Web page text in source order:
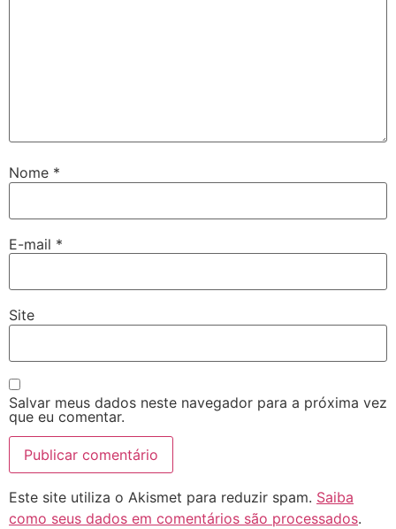
Nome *
E-mail *
Site
Salvar meus dados neste navegador para a próxima vez
que eu comentar.
Este site utiliza o Akismet para reduzir spam. Saiba
como seus dados em comentários são processados.